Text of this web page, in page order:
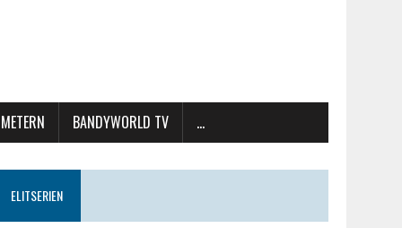
BANDYWORLD TV …
ELITSERIEN